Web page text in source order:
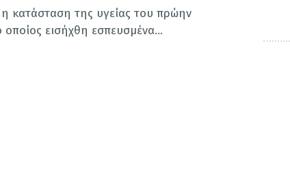
η κατάσταση της υγείας του πρώην
εισήχθη εσπευσμένα...